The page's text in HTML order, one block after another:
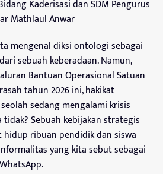
Kaderisasi dan SDM Pengurus
Mathlaul Anwar
mengenal diksi ontologi sebagai
sebuah keberadaan. Namun,
Bantuan Operasional Satuan
tahun 2026 ini, hakikat
sedang mengalami krisis
tidak? Sebuah kebijakan strategis
ribuan pendidik dan siswa
yang kita sebut sebagai